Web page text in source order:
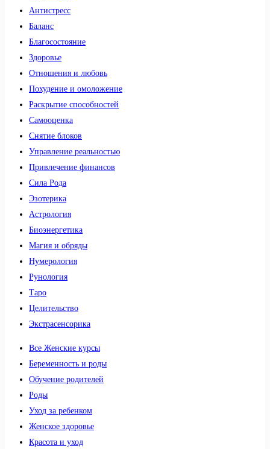
Антистресс
Баланс
Благосостояние
Здоровье
Отношения и любовь
Похудение и омоложение
Раскрытие способностей
Самооценка
Снятие блоков
Управление реальностью
Привлечение финансов
Сила Рода
Эзотерика
Астрология
Биоэнергетика
Магия и обряды
Нумерология
Рунология
Таро
Целительство
Экстрасенсорика
Все Женские курсы
Беременность и роды
Обучение родителей
Роды
Уход за ребенком
Женское здоровье
Красота и уход